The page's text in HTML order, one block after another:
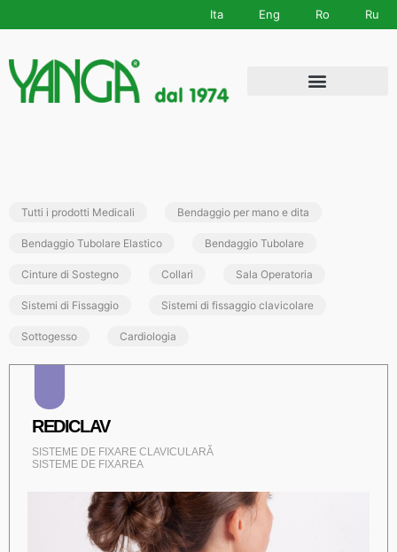
Ita Eng Ro Ru
Tutti i prodotti Medicali Bendaggio per mano e dita
Bendaggio Tubolare Elastico Bendaggio Tubolare
Cinture di Sostegno Collari Sala Operatoria
Sistemi di Fissaggio Sistemi di fissaggio clavicolare
Sottogesso Cardiologia
REDICLAV
SISTEME DE FIXARE CLAVICULARĂ
SISTEME DE FIXAREA